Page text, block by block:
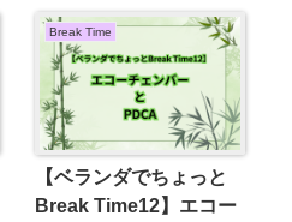
Break Time
【ベランダでちょっと
Break Time12】エコー